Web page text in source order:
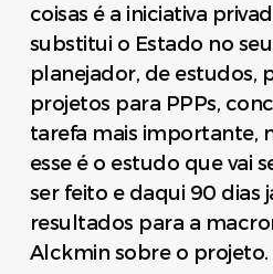
coisas é a iniciativa
substitui o Estado no
planejador, de estudos,
projetos para PPPs,
tarefa mais importante,
esse é o estudo que vai
ser feito e daqui 90 dias
resultados para a
Alckmin sobre o projeto.